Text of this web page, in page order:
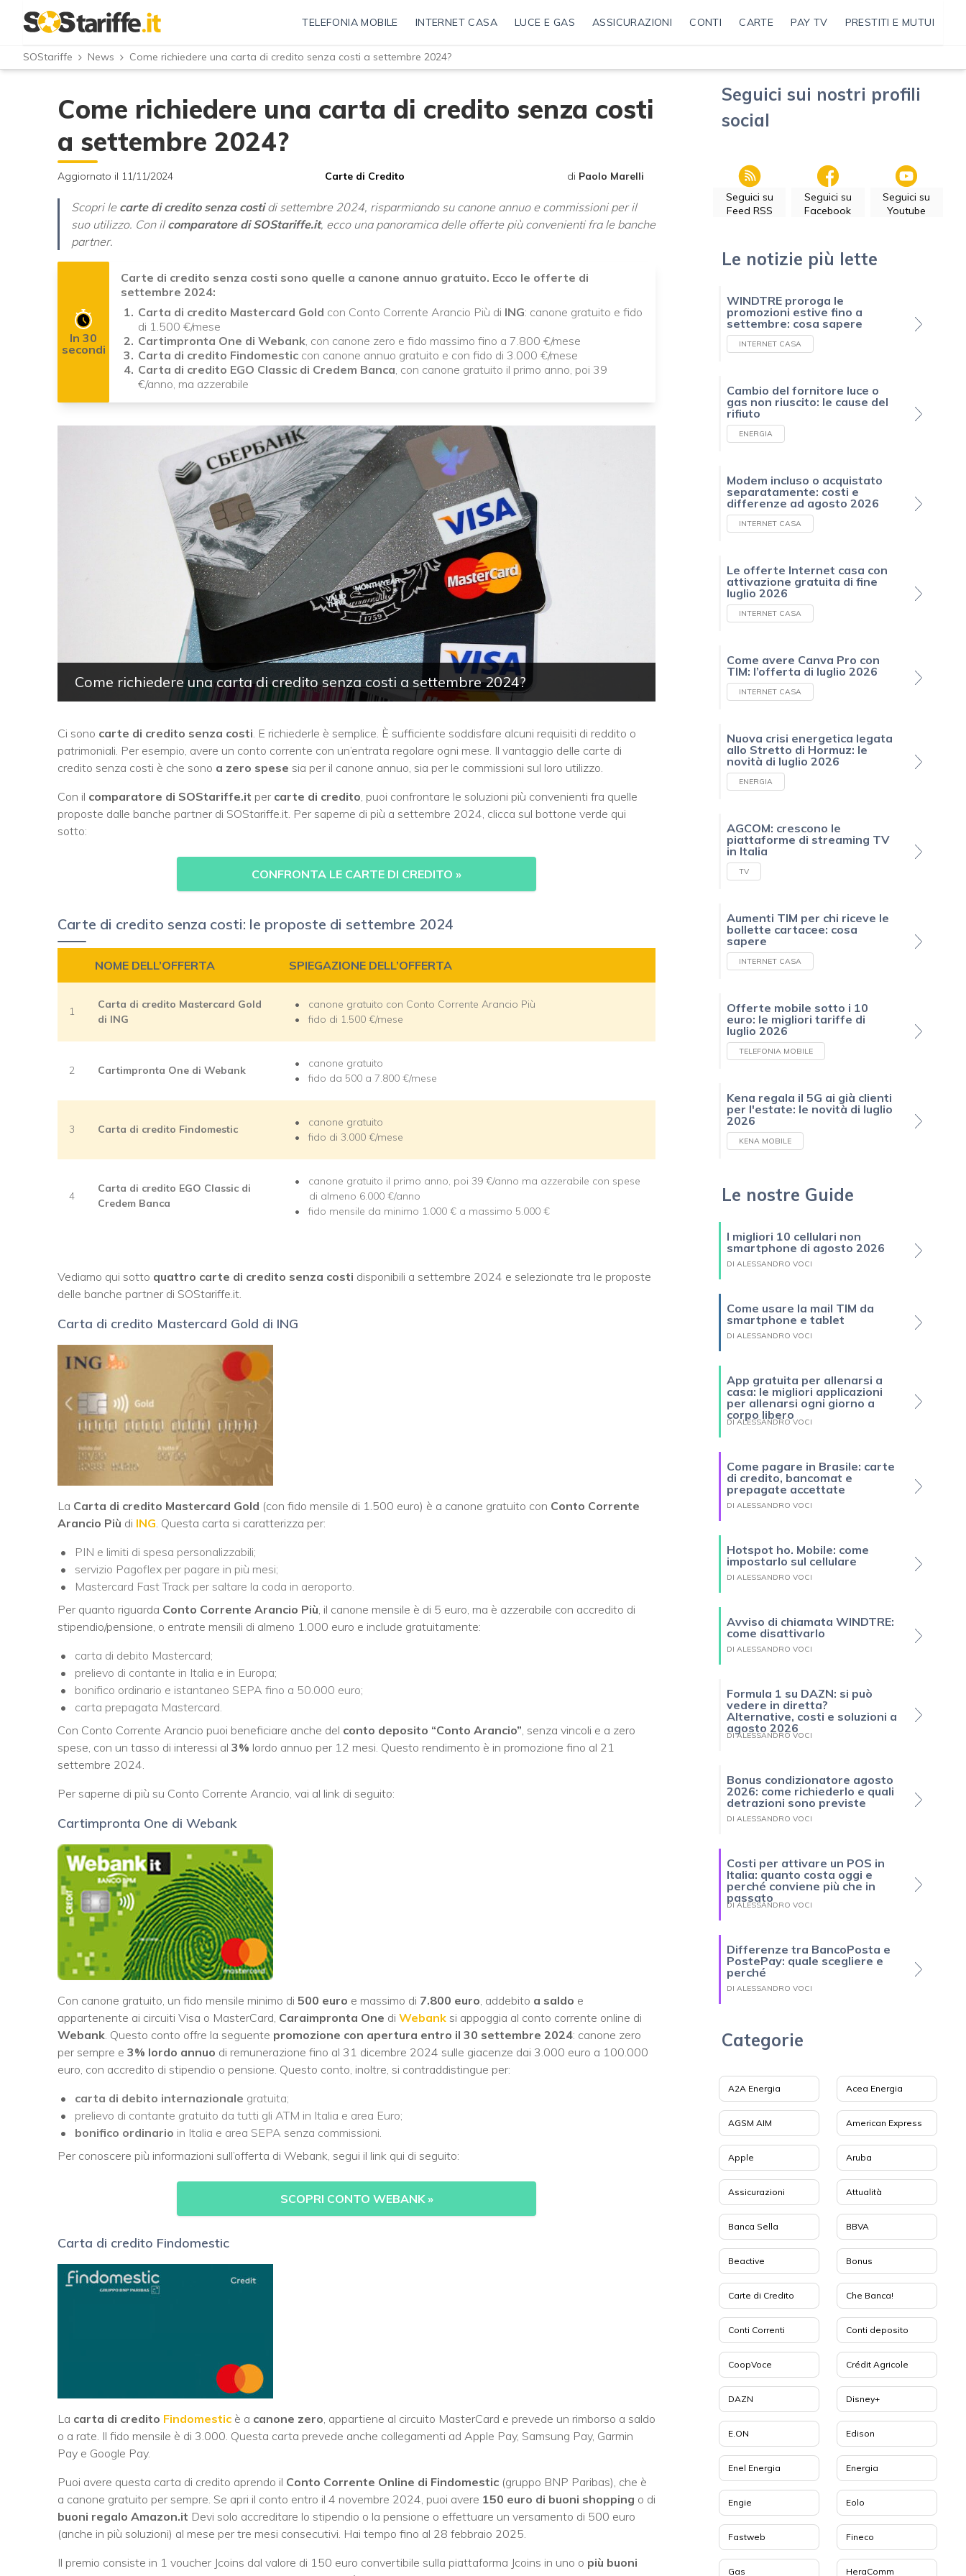
TELEFONIA MOBILE INTERNET CASA LUCE E GAS ASSICURAZIONI CONTI CARTE PAY TV PRESTITI E MUTUI
SOStariffe News Come richiedere una carta di credito senza costi a settembre 2024?
Come richiedere una carta di credito senza costi
a settembre 2024?
Aggiornato il 11/11/2024 Carte di Credito di Paolo Marelli
Scopri le carte di credito senza costidi settembre 2024, risparmiando su canone annuo e commissioni per il
suo utilizzo. Con il comparatore di SOStariffe.it, ecco una panoramica delle offerte più convenienti fra le banche
partner.
In 30
secondi
Carte di credito senza costi sono quelle a canone annuo gratuito. Ecco le offerte di
settembre 2024:
Carta di credito Mastercard Gold con Conto Corrente Arancio Più di ING: canone gratuito e fido
di 1.500 €/mese
Cartimpronta One di Webank, con canone zero e fido massimo fino a 7.800 €/mese
Carta di credito Findomestic con canone annuo gratuito e con fido di 3.000 €/mese
Carta di credito EGO Classic di Credem Banca, con canone gratuito il primo anno, poi 39
€/anno, ma azzerabile
Come richiedere una carta di credito senza costi a settembre 2024?
Ci sono carte di credito senza costi. E richiederle è semplice. È sufficiente soddisfare alcuni requisiti di reddito o
patrimoniali. Per esempio, avere un conto corrente con un’entrata regolare ogni mese. Il vantaggio delle carte di
credito senza costi è che sono a zero spese sia per il canone annuo, sia per le commissioni sul loro utilizzo.
Con il comparatore di SOStariffe.it per carte di credito, puoi confrontare le soluzioni più convenienti fra quelle
proposte dalle banche partner di SOStariffe.it. Per saperne di più a settembre 2024, clicca sul bottone verde qui
sotto:
CONFRONTA LE CARTE DI CREDITO »
Carte di credito senza costi: le proposte di settembre 2024
NOME DELL’OFFERTA SPIEGAZIONE DELL’OFFERTA
1
Carta di credito Mastercard Gold
di ING
canone gratuito con Conto Corrente Arancio Più
fido di 1.500 €/mese
2 Cartimpronta One di Webank
canone gratuito
fido da 500 a 7.800 €/mese
3 Carta di credito Findomestic
canone gratuito
fido di 3.000 €/mese
4
Carta di credito EGO Classic di
Credem Banca
canone gratuito il primo anno, poi 39 €/anno ma azzerabile con spese
di almeno 6.000 €/anno
fido mensile da minimo 1.000 € a massimo 5.000 €
Vediamo qui sotto quattro carte di credito senza costi disponibili a settembre 2024 e selezionate tra le proposte
delle banche partner di SOStariffe.it.
Carta di credito Mastercard Gold di ING
La Carta di credito Mastercard Gold (con fido mensile di 1.500 euro) è a canone gratuito con Conto Corrente
Arancio Più di ING . Questa carta si caratterizza per:
PIN e limiti di spesa personalizzabili;
servizio Pagoflex per pagare in più mesi;
Mastercard Fast Track per saltare la coda in aeroporto.
Per quanto riguarda Conto Corrente Arancio Più , il canone mensile è di 5 euro, ma è azzerabile con accredito di
stipendio/pensione, o entrate mensili di almeno 1.000 euro e include gratuitamente:
carta di debito Mastercard;
prelievo di contante in Italia e in Europa;
bonifico ordinario e istantaneo SEPA fino a 50.000 euro;
carta prepagata Mastercard.
Con Conto Corrente Arancio puoi beneficiare anche del conto deposito “Conto Arancio” , senza vincoli e a zero
spese, con un tasso di interessi al 3% lordo annuo per 12 mesi. Questo rendimento è in promozione fino al 21
settembre 2024.
Per saperne di più su Conto Corrente Arancio, vai al link di seguito:
Cartimpronta One di Webank
Con canone gratuito, un fido mensile minimo di 500 euro e massimo di 7.800 euro , addebito a saldo e
appartenente ai circuiti Visa o MasterCard, Caraimpronta One di Webank si appoggia al conto corrente online di
Webank . Questo conto offre la seguente promozione con apertura entro il 30 settembre 2024: canone zero
per sempre e 3% lordo annuo di remunerazione fino al 31 dicembre 2024 sulle giacenze dai 3.000 euro a 100.000
euro, con accredito di stipendio o pensione. Questo conto, inoltre, si contraddistingue per:
carta di debito internazionale gratuita;
prelievo di contante gratuito da tutti gli ATM in Italia e area Euro;
bonifico ordinario in Italia e area SEPA senza commissioni.
Per conoscere più informazioni sull’offerta di Webank, segui il link qui di seguito:
SCOPRI CONTO WEBANK »
Carta di credito Findomestic
La carta di credito Findomestic è a canone zero , appartiene al circuito MasterCard e prevede un rimborso a saldo
o a rate. Il fido mensile è di 3.000. Questa carta prevede anche collegamenti ad Apple Pay, Samsung Pay, Garmin
Pay e Google Pay.
Puoi avere questa carta di credito aprendo il Conto Corrente Online di Findomestic (gruppo BNP Paribas), che è
a canone gratuito per sempre. Se apri il conto entro il 4 novembre 2024, puoi avere 150 euro di buoni shopping o di
buoni regalo Amazon.it Devi solo accreditare lo stipendio o la pensione o effettuare un versamento di 500 euro
(anche in più soluzioni) al mese per tre mesi consecutivi. Hai tempo fino al 28 febbraio 2025.
Il premio consiste in 1 voucher Jcoins dal valore di 150 euro convertibile sulla piattaforma Jcoins in uno o più buoni
Seguici sui nostri profili
social
Seguici su
Feed RSS
Seguici su
Facebook
Seguici su
Youtube
Le notizie più lette
WINDTRE proroga le
promozioni estive fino a
settembre: cosa sapere
INTERNET CASA
Cambio del fornitore luce o
gas non riuscito: le cause del
rifiuto
ENERGIA
Modem incluso o acquistato
separatamente: costi e
differenze ad agosto 2026
INTERNET CASA
Le offerte Internet casa con
attivazione gratuita di fine
luglio 2026
INTERNET CASA
Come avere Canva Pro con
TIM: l’offerta di luglio 2026
INTERNET CASA
Nuova crisi energetica legata
allo Stretto di Hormuz: le
novità di luglio 2026
ENERGIA
AGCOM: crescono le
piattaforme di streaming TV
in Italia
TV
Aumenti TIM per chi riceve le
bollette cartacee: cosa
sapere
INTERNET CASA
Offerte mobile sotto i 10
euro: le migliori tariffe di
luglio 2026
TELEFONIA MOBILE
Kena regala il 5G ai già clienti
per l'estate: le novità di luglio
2026
KENA MOBILE
Le nostre Guide
I migliori 10 cellulari non
smartphone di agosto 2026
DI ALESSANDRO VOCI
Come usare la mail TIM da
smartphone e tablet
DI ALESSANDRO VOCI
App gratuita per allenarsi a
casa: le migliori applicazioni
per allenarsi ogni giorno a
corpo libero
DI ALESSANDRO VOCI
Come pagare in Brasile: carte
di credito, bancomat e
prepagate accettate
DI ALESSANDRO VOCI
Hotspot ho. Mobile: come
impostarlo sul cellulare
DI ALESSANDRO VOCI
Avviso di chiamata WINDTRE:
come disattivarlo
DI ALESSANDRO VOCI
Formula 1 su DAZN: si può
vedere in diretta?
Alternative, costi e soluzioni a
agosto 2026
DI ALESSANDRO VOCI
Bonus condizionatore agosto
2026: come richiederlo e quali
detrazioni sono previste
DI ALESSANDRO VOCI
Costi per attivare un POS in
Italia: quanto costa oggi e
perché conviene più che in
passato
DI ALESSANDRO VOCI
Differenze tra BancoPosta e
PostePay: quale scegliere e
perché
DI ALESSANDRO VOCI
Categorie
A2A Energia Acea Energia
AGSM AIM American Express
Apple Aruba
Assicurazioni Attualità
Banca Sella BBVA
Beactive Bonus
Carte di Credito Che Banca!
Conti Correnti Conti deposito
CoopVoce Crédit Agricole
DAZN Disney+
E.ON Edison
Enel Energia Energia
Engie Eolo
Fastweb Fineco
Gas HeraComm